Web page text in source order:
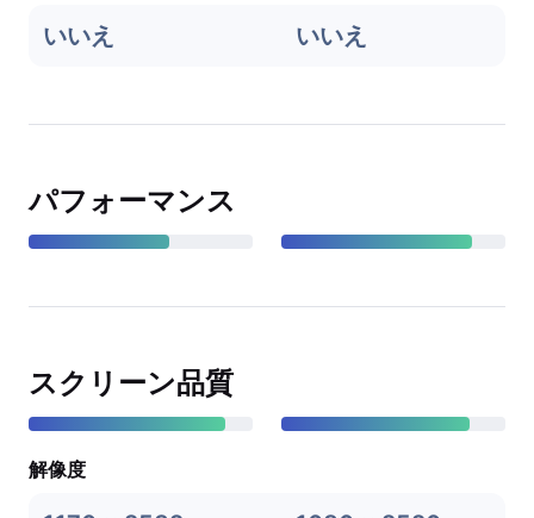
いいえ いいえ
パフォーマンス
スクリーン品質
解像度